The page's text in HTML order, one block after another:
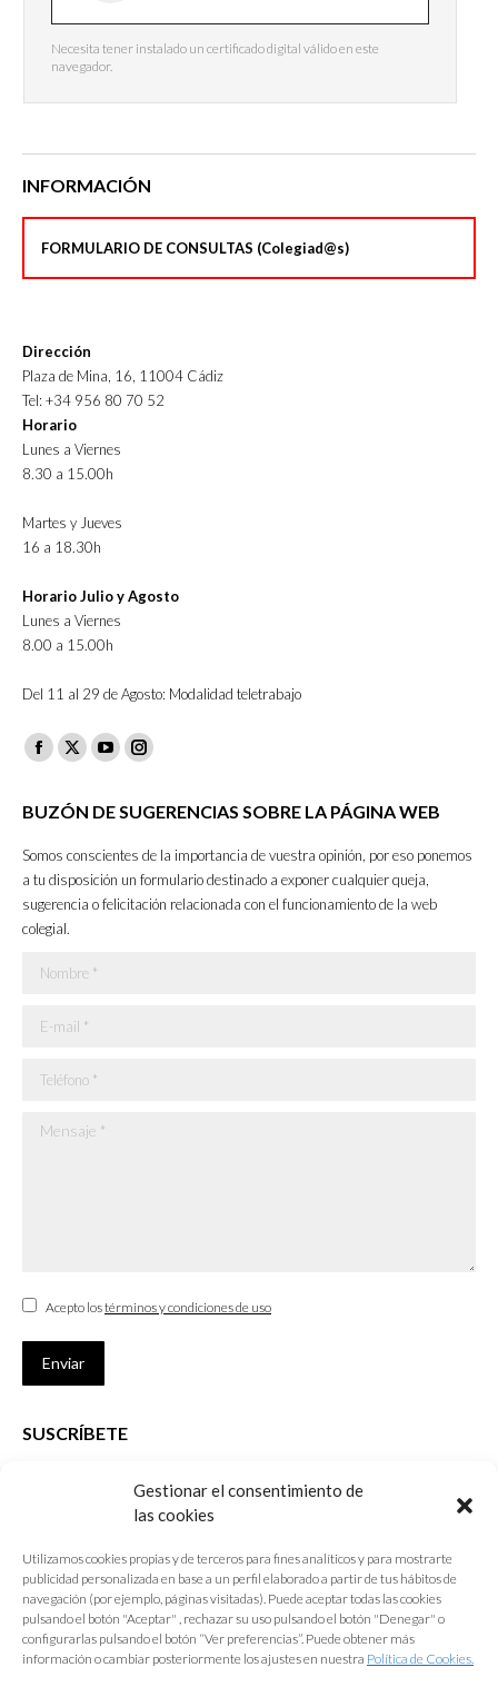
Gestionar el consentimiento de
las cookies
Utilizamos cookies propias y de terceros para fines analíticos y para mostrarte
publicidad personalizada en base a un perfil elaborado a partir de tus hábitos de
navegación (por ejemplo, páginas visitadas). Puede aceptar todas las cookies
pulsando el botón "Aceptar" , rechazar su uso pulsando el botón "Denegar" o
configurarlas pulsando el botón “Ver preferencias”. Puede obtener más
información o cambiar posteriormente los ajustes en nuestra Política de Cookies.
Necesita tener instalado un certificado digital válido en este
navegador.
INFORMACIÓN
FORMULARIO DE CONSULTAS (Colegiad@s)
Dirección
Plaza de Mina, 16, 11004 Cádiz
Tel: +34 956 80 70 52
Horario
Lunes a Viernes
8.30 a 15.00h
Martes y Jueves
16 a 18.30h
Horario Julio y Agosto
Lunes a Viernes
8.00 a 15.00h
Del 11 al 29 de Agosto: Modalidad teletrabajo
Facebook
opens
new
window
X
opens
new
window
YouTube
opens
new
window
Instagram
opens
in
new
window
BUZÓN DE SUGERENCIAS SOBRE LA PÁGINA WEB
Somos conscientes de la importancia de vuestra opinión, por eso ponemos
a tu disposición un formulario destinado a exponer cualquier queja,
sugerencia o felicitación relacionada con el funcionamiento de la web
colegial.
Nombre *
E-mail *
Teléfono *
Mensaje *
Acepto lostérminos y condiciones de uso
Enviar
SUSCRÍBETE
que desarrolla el Colegio de Arquitectos de Cádiz
E-mail *
Acepto lostérminos y condiciones de uso